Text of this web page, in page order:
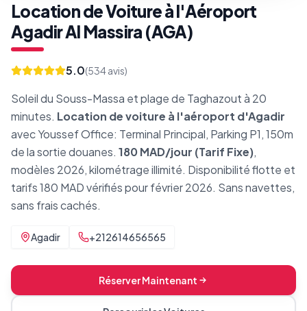
Location de Voiture à l'Aéroport
Agadir Al Massira (AGA)
5.0(534avis)
Soleil du Souss-Massa et plage de Taghazout à 20
minutes. Location de voiture à l'aéroport d'Agadir
avec Youssef Office: Terminal Principal, Parking P1, 150m
de la sortie douanes. 180 MAD/jour (Tarif Fixe),
modèles 2026, kilométrage illimité. Disponibilité flotte et
tarifs 180 MAD vérifiés pour février 2026. Sans navettes,
sans frais cachés.
Agadir +212614656565
Réserver Maintenant